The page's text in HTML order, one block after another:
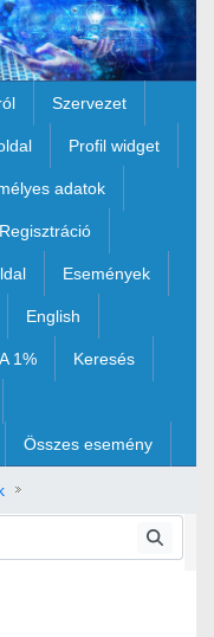
Szervezet
Profil widget
adatok
Regisztráció
Események
English
1% Keresés
Összes esemény
rendezvényei